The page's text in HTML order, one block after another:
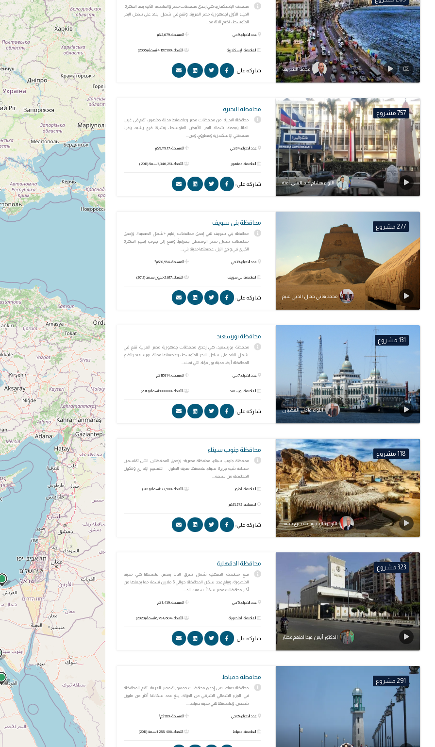
محمد الشريف
محافظة الإسكندرية هي إحدى محافظات مصر والعاصمة الثانية بعد القاهرة،
الميناء الأول لجمهورية مصر العربية. وتقع في شمال البلاد على ساحل البحر
المتوسط، تضم ثلاثة مد...
عدد الاحياء: 9 حي
العاصمة: الإسكندرية
المساحة: 2,679 كم
التعداد: 4,187,509 نسمة (2006)
شاركه علي:
757 مشروع
اللواء هشام عبد الغنى أمنة
محافظة البحيرة
محافظة البحيرة، من محافظات مصر وعاصمتها مدينة دمنهور، تقع في غرب
الدلتا. ويحدها شمالا البحر الأبيض المتوسط، وشرقا فرع رشيد، وغربا
محافظتي الإسكندرية ومطروح، وجن...
عدد الاحياء: 84 حي
العاصمة: دمنهور
المساحة: 9,119.17 كم
التعداد: 5,346,253 نسمة (2013 )
شاركه علي:
277 مشروع
محمد هاني جمال الدين غنيم
محافظة بني سويف
محافظة بني سويف هي إحدى محافظات إقليم «شمال الصعيد»، وإحدى
محافظات شمال مصر الوسطى جغرافياً، وتقع إلى جنوب إقليم القاهرة
الكبرى في وادي النيل. عاصمتها مدينة بني...
عدد الاحياء: 39 حي
العاصمة: بني سويف
المساحة: 10,954 كم²
التعداد: 2.617 مليون نسمة (2012)
شاركه علي:
131 مشروع
اللواء عادل الغضبان
محافظة بورسعيد
محافظة بورسعيد، هي إحدى محافظات جمهورية مصر العربية تقع في
شمال البلاد علي ساحل البحر المتوسط، وعاصمتها مدينة بورسعيد وتضم
المحافظة أيضا مدينة بور فؤاد التي تمث...
عدد الاحياء: 7 حي
العاصمة: بورسعيد
المساحة: 1351.14 كم
التعداد: 1000000 نسمة (2019)
شاركه علي:
118 مشروع
اللواء خالد فوده صديق محمد
محافظة جنوب سيناء
محافظة جنوب سيناء، محافظة مصرية؛ وإحدى المحافظتين اللتين تقتسمان
مساحة شبه جزيرة سيناء. عاصمتها مدينة الطور. التقسيم الإداري وتتكون
المحافظة من تسعة...
العاصمة: الطور
المساحة: 31,272 كم
التعداد: 177,900 نسمة (2013)
شاركه علي:
323 مشروع
الدكتور أيمن عبدالمنعم مختار
محافظة الدقهلية
تقع محافظة الدقهلية شمال شرق الدلتا بمصر. عاصمتها هي مدينة
المنصورة، ويبلغ عدد سكان المحافظة حوالي 6 ملايين نسمة مما يجعلها من
أكبر محافظات مصر سكاناً. سميت الد...
عدد الاحياء: 15 حي
العاصمة: المنصورة
المساحة: 3,459 كم
التعداد: 6,794,604 نسمة (2020)
شاركه علي:
291 مشروع
محافظة دمياط
محافظة دمياط هي إحدى محافظات جمهورية مصر العربية. تقع المحافظة
في الجزء الشمالي الشرقي من الدولة، يبلغ عدد سكانها أكثر من مليون
شخص، وعاصمتها هي مدينة دمياط....
عدد الاحياء: 85 حي
العاصمة: دمياط
المساحة: 589 كم²
التعداد: 1،288،406 نسمة (2015)